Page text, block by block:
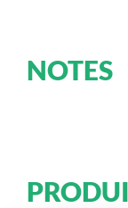
NOTES